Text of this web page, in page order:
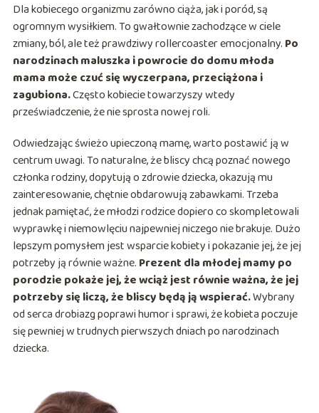
Dla kobiecego organizmu zarówno ciąża, jak i poród, są
ogromnym wysiłkiem. To gwałtownie zachodzące w ciele
zmiany, ból, ale też prawdziwy rollercoaster emocjonalny. Po
narodzinach maluszka i powrocie do domu młoda
mama może czuć się wyczerpana, przeciążona i
zagubiona.Często kobiecie towarzyszy wtedy
przeświadczenie, że nie sprosta nowej roli.
Odwiedzając świeżo upieczoną mamę, warto postawić ją w
centrum uwagi. To naturalne, że bliscy chcą poznać nowego
członka rodziny, dopytują o zdrowie dziecka, okazują mu
zainteresowanie, chętnie obdarowują zabawkami. Trzeba
jednak pamiętać, że młodzi rodzice dopiero co skompletowali
wyprawkę i niemowlęciu najpewniej niczego nie brakuje. Dużo
lepszym pomysłem jest wsparcie kobiety i pokazanie jej, że jej
potrzeby ją równie ważne. Prezent dla młodej mamy po
porodzie pokaże jej, że wciąż jest równie ważna, że jej
potrzeby się liczą, że bliscy będą ją wspierać.Wybrany
od serca drobiazg poprawi humor i sprawi, że kobieta poczuje
się pewniej w trudnych pierwszych dniach po narodzinach
dziecka.